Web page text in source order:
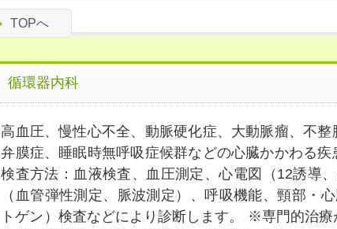
TOPへ
循環器内科
高血圧、慢性心不全、動脈硬化症、大動脈瘤、不整
弁膜症、睡眠時無呼吸症候群などの心臓かかわる疾
検査方法：血液検査、血圧測定、心電図（12誘導
（血管弾性測定、脈波測定）、呼吸機能、頸部・
トゲン）検査などにより診断します。 ※専門的治